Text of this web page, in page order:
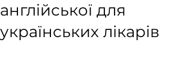
англійської для
українських лікарів